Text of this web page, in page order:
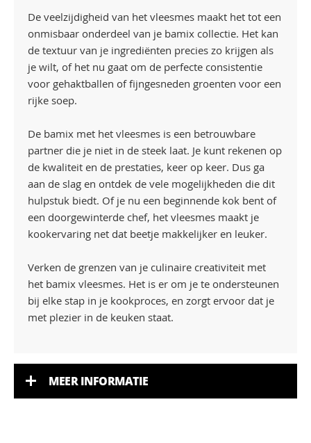
De veelzijdigheid van het vleesmes maakt het tot een
onmisbaar onderdeel van je bamix collectie. Het kan
de textuur van je ingrediënten precies zo krijgen als
je wilt, of het nu gaat om de perfecte consistentie
voor gehaktballen of fijngesneden groenten voor een
rijke soep.
De bamix met het vleesmes is een betrouwbare
partner die je niet in de steek laat. Je kunt rekenen op
de kwaliteit en de prestaties, keer op keer. Dus ga
aan de slag en ontdek de vele mogelijkheden die dit
hulpstuk biedt. Of je nu een beginnende kok bent of
een doorgewinterde chef, het vleesmes maakt je
kookervaring net dat beetje makkelijker en leuker.
Verken de grenzen van je culinaire creativiteit met
het bamix vleesmes. Het is er om je te ondersteunen
bij elke stap in je kookproces, en zorgt ervoor dat je
met plezier in de keuken staat.
MEER INFORMATIE